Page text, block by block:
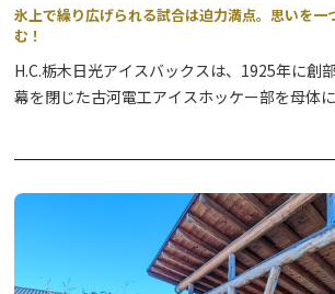
氷上で繰り広げられる試合は迫力満点。思いを一
む！
H.C.栃木日光アイスバックスは、1925年に創
幕を閉じた古河電工アイスホッケー部を母体
人々を惹きつけてきた日光アイスバックスは
ロフェッショナルクラブとして国内外のファ
ンサーの支援により活動しています。